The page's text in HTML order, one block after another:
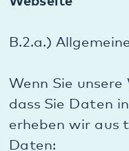
Zwecken. Mit
DSGVO) geschlossen.
B.2.d.) Weitergabe
Webseite: